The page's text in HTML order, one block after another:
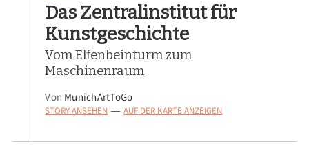
Das Zentralinstitut für
Kunstgeschichte
Vom Elfenbeinturm zum
Maschinenraum
Von MunichArtToGo
STORY ANSEHEN — AUF DER KARTE ANZEIGEN